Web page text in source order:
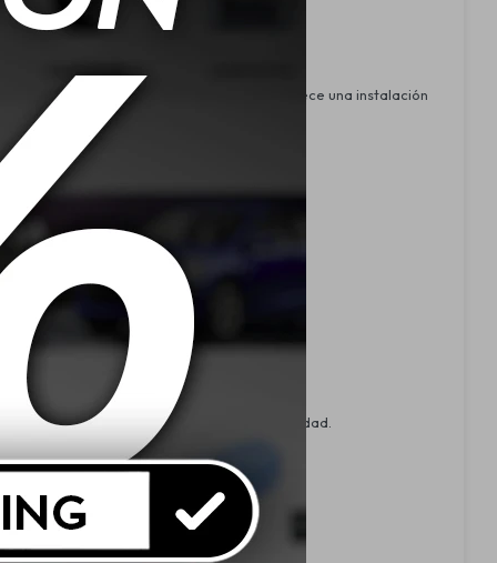
con cables de hasta 50 mm, ofrece una instalación
personalizadas.
del cable para garantizar la compatibilidad.